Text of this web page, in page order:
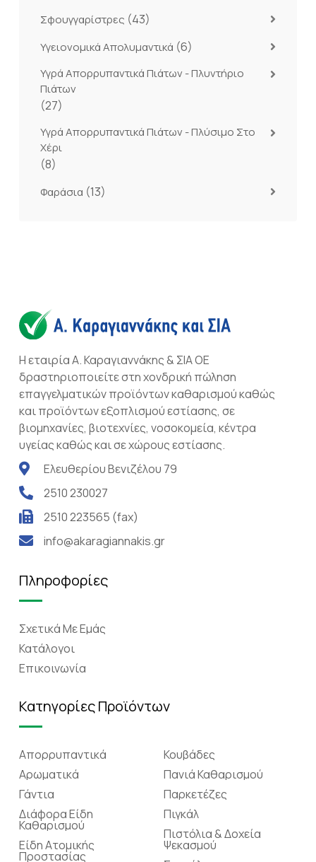
Σφουγγαρίστρες (43)
Υγειονομικά Απολυμαντικά (6)
Υγρά Απορρυπαντικά Πιάτων - Πλυντήριο
Πιάτων
(27)
Υγρά Απορρυπαντικά Πιάτων - Πλύσιμο Στο
Χέρι
(8)
Φαράσια (13)
Η εταιρία Α. Καραγιαννάκης & ΣΙΑ ΟΕ
δραστηριοποιείτε στη χονδρική πώληση
επαγγελματικών προϊόντων καθαρισμού καθώς
και προϊόντων εξοπλισμού εστίασης, σε
βιομηχανίες, βιοτεχνίες, νοσοκομεία, κέντρα
υγείας καθώς και σε χώρους εστίασης.
Ελευθερίου Βενιζέλου 79
2510 230027
2510 223565 (fax)
info@akaragiannakis.gr
Πληροφορίες
Σχετικά Mε Eμάς
Κατάλογοι
Επικοινωνία
Κατηγορίες Προϊόντων
Απορρυπαντικά
Αρωματικά
Γάντια
Διάφορα Είδη
Καθαρισμού
Είδη Ατομικής
Προστασίας
Κουβάδες
Πανιά Καθαρισμού
Παρκετέζες
Πιγκάλ
Πιστόλια & Δοχεία
Ψεκασμού